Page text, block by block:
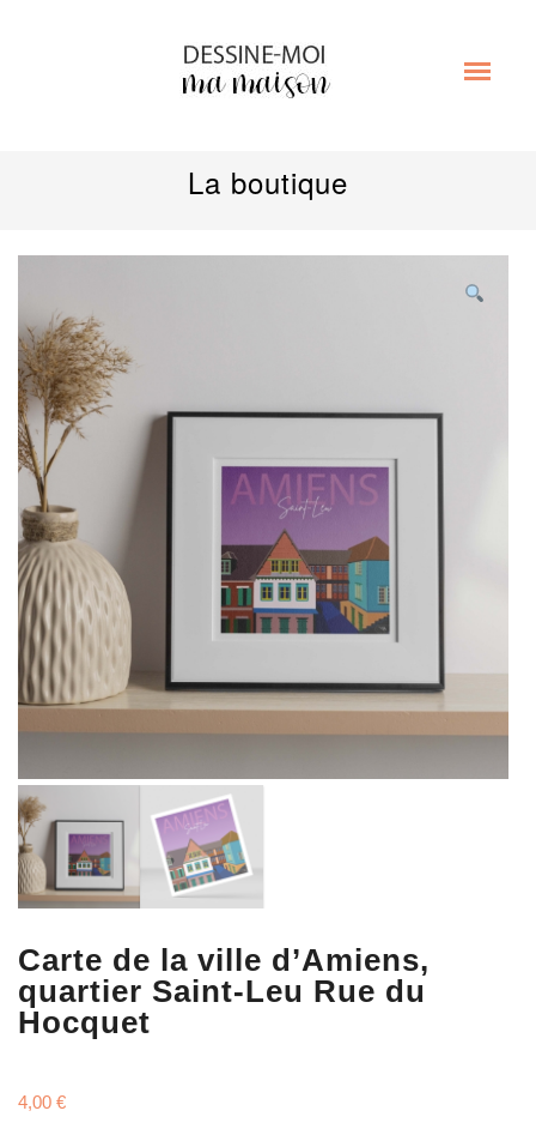
La boutique
Carte de la ville d’Amiens,
quartier Saint-Leu Rue du
Hocquet
4,00 €